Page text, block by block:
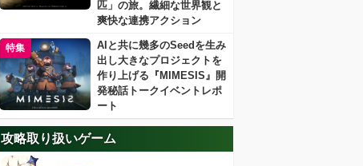
匹」の旅。繊細な世界観と
爽快な連携アクション
特集
AIと共に幾多のSeedを生み
出し大きなプロジェクトを
作り上げる『MIMESIS』開
発秘話トークイベントレポ
ート
攻略取り扱いゲーム